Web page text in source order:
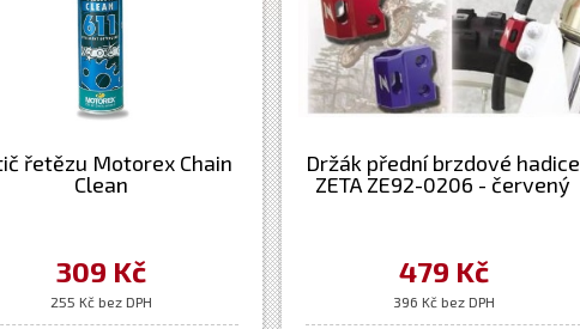
řetězu Motorex Chain
Clean
309 Kč
255 Kč bez DPH
Držák přední brzdové hadice
ZETA ZE92-0206 - červený
479 Kč
396 Kč bez DPH